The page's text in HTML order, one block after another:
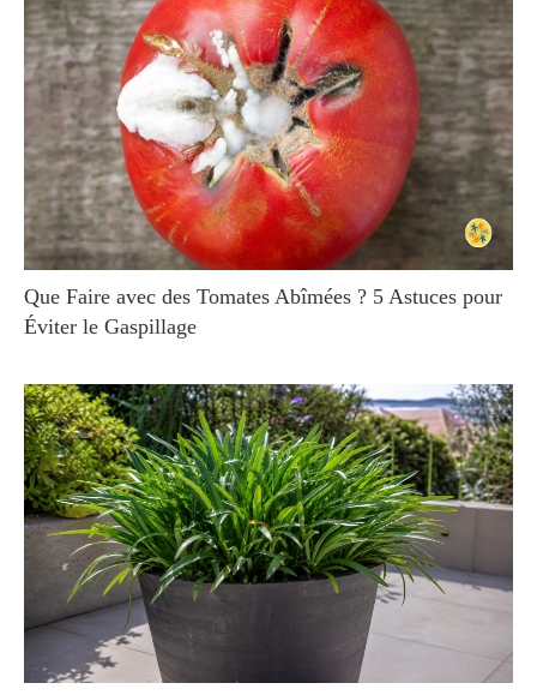
Que Faire avec des Tomates Abîmées ? 5 Astuces pour
Éviter le Gaspillage